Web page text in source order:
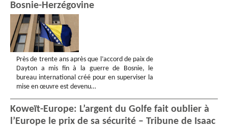
Bosnie-Herzégovine
Près de trente ans après que l’accord de paix de
Dayton a mis fin à la guerre de Bosnie, le
bureau international créé pour en superviser la
mise en œuvre est devenu…
Koweït-Europe: L’argent du Golfe fait oublier à
l’Europe le prix de sa sécurité – Tribune de Isaac